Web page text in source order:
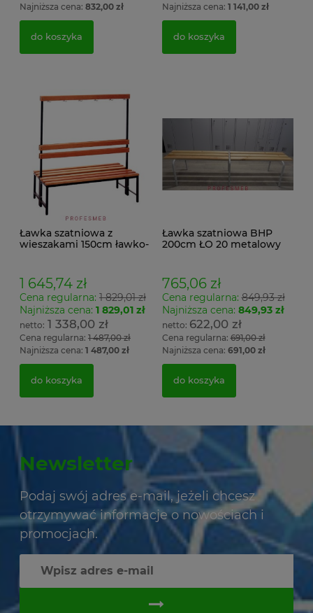
Najniższa cena: 832,00 zł
do koszyka
Najniższa cena: 1 141,00 zł
do koszyka
Ławka szatniowa z
wieszakami 150cm ławko-
1 645,74 zł
Cena regularna: 1 829,01 zł
Najniższa cena: 1 829,01 zł
1 338,00 zł
Cena regularna: 1 487,00 zł
Najniższa cena: 1 487,00 zł
do koszyka
Ławka szatniowa BHP
200cm ŁO 20 metalowy
765,06 zł
Cena regularna:849,93 zł
Najniższa cena: 849,93 zł
622,00 zł
Cena regularna:691,00 zł
Najniższa cena: 691,00 zł
do koszyka
Newsletter
Podaj swój adres e-mail, jeżeli chcesz
otrzymywać informacje o nowościach i
promocjach.